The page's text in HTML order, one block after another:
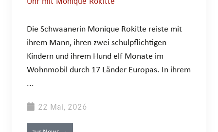
Die Schwaanerin Monique Rokitte reiste mit
ihrem Mann, ihren zwei schulpflichtigen
Kindern und ihrem Hund elf Monate im
Wohnmobil durch 17 Länder Europas. In ihrem
...
22 Mai, 2026